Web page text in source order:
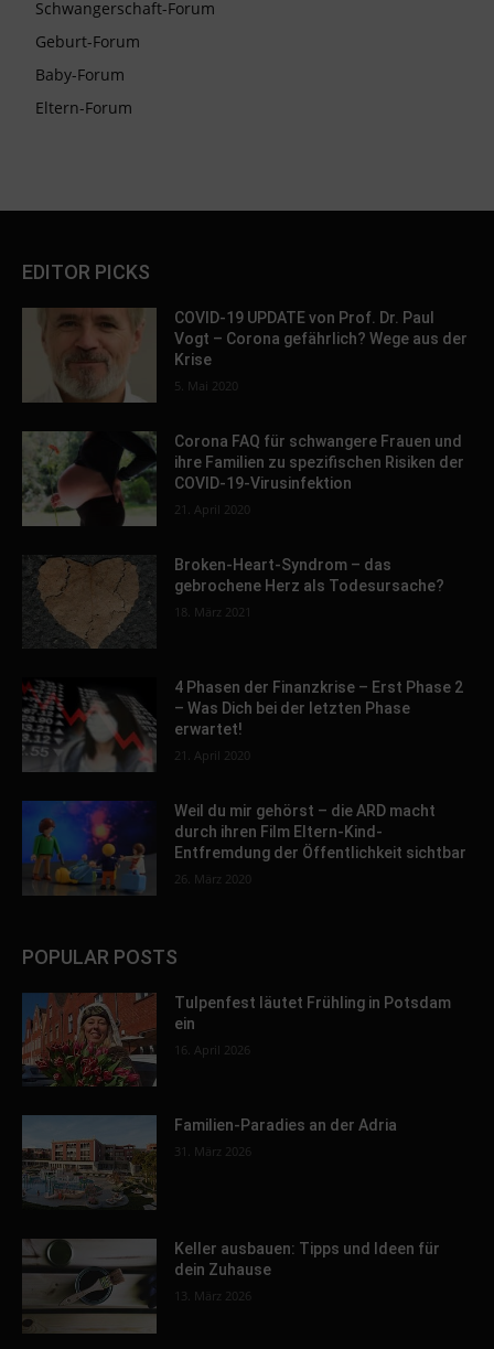
Schwangerschaft-Forum
Geburt-Forum
Baby-Forum
Eltern-Forum
EDITOR PICKS
COVID-19 UPDATE von Prof. Dr. Paul
Vogt – Corona gefährlich? Wege aus der
Krise
5. Mai 2020
Corona FAQ für schwangere Frauen und
ihre Familien zu spezifischen Risiken der
COVID-19-Virusinfektion
21. April 2020
Broken-Heart-Syndrom – das
gebrochene Herz als Todesursache?
18. März 2021
4 Phasen der Finanzkrise – Erst Phase 2
– Was Dich bei der letzten Phase
erwartet!
21. April 2020
Weil du mir gehörst – die ARD macht
durch ihren Film Eltern-Kind-
Entfremdung der Öffentlichkeit sichtbar
26. März 2020
POPULAR POSTS
Tulpenfest läutet Frühling in Potsdam
ein
16. April 2026
Familien-Paradies an der Adria
31. März 2026
Keller ausbauen: Tipps und Ideen für
dein Zuhause
13. März 2026